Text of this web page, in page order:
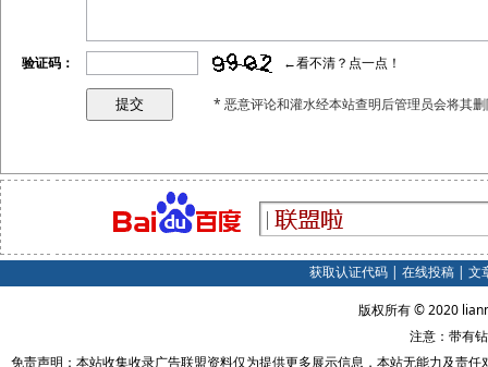
验证码： ←看不清？点一点！
* 恶意评论和灌水经本站查明后管理员会将其
获取认证代码| 在线投稿| 文
版权所有 © 2020
注意：带有
免责声明：本站收集收录广告联盟资料仅为提供更多展示信息，本站无能力及责